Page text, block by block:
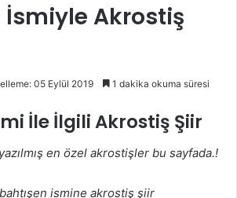
İsmiyle Akrostiş
05 Eylül 2019 1 dakika okuma süresi
İle İlgili Akrostiş Şiir
en özel akrostişler bu sayfada.!
ismine akrostiş şiir